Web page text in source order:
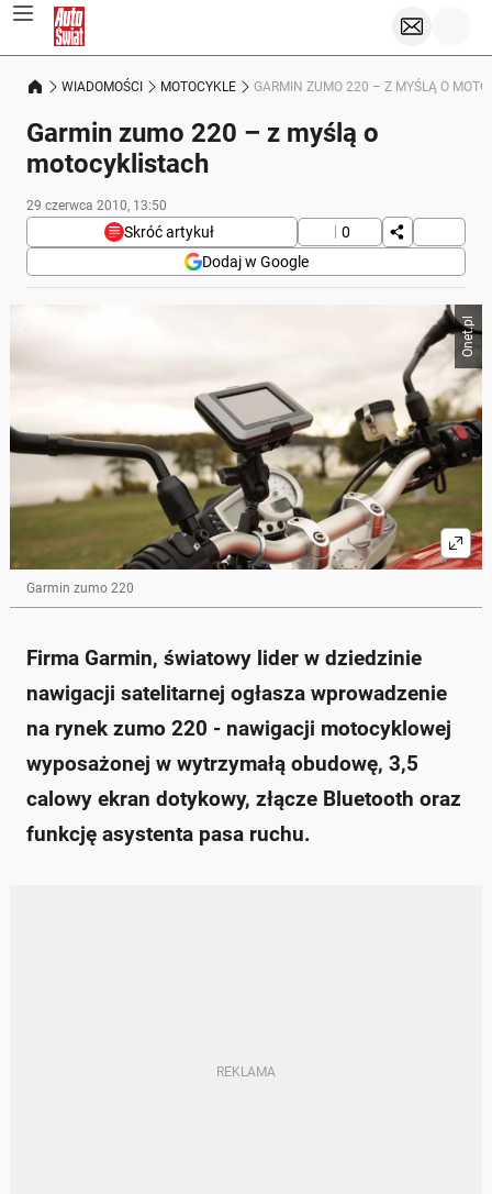
WIADOMOŚCI MOTOCYKLE GARMIN ZUMO 220 – Z MYŚLĄ O
Garmin zumo 220 – z myślą o
motocyklistach
29 czerwca 2010, 13:50
Skróć artykuł
0
Dodaj w Google
motocyklową zumo 220, zaprojektowaną z myślą o
Urządzenie ma 3,5-calowy ekran dotykowy, złącze
Bluetooth oraz funkcję asystenta pasa ruchu.
Zumo 220 jest odporne na wilgoć, wstrząsy oraz
działanie paliwa i promieni UV.
W zestawie znajdują się akcesoria do montażu oraz
mapa City Navigator Europe obejmująca 43
państwa.
Zapytaj o więcej Onet Czat z AI
Onet.pl
Garmin zumo 220
Firma Garmin, światowy lider w dziedzinie
nawigacji satelitarnej ogłasza wprowadzenie
na rynek zumo 220 - nawigacji motocyklowej
wyposażonej w wytrzymałą obudowę, 3,5
calowy ekran dotykowy, złącze Bluetooth oraz
funkcję asystenta pasa ruchu.